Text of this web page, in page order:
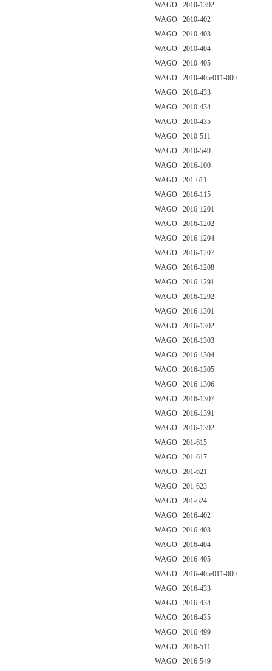
WAGO 2010-1392
WAGO 2010-402
WAGO 2010-403
WAGO 2010-404
WAGO 2010-405
WAGO 2010-405/011-000
WAGO 2010-433
WAGO 2010-434
WAGO 2010-435
WAGO 2010-511
WAGO 2010-549
WAGO 2016-100
WAGO 201-611
WAGO 2016-115
WAGO 2016-1201
WAGO 2016-1202
WAGO 2016-1204
WAGO 2016-1207
WAGO 2016-1208
WAGO 2016-1291
WAGO 2016-1292
WAGO 2016-1301
WAGO 2016-1302
WAGO 2016-1303
WAGO 2016-1304
WAGO 2016-1305
WAGO 2016-1306
WAGO 2016-1307
WAGO 2016-1391
WAGO 2016-1392
WAGO 201-615
WAGO 201-617
WAGO 201-621
WAGO 201-623
WAGO 201-624
WAGO 2016-402
WAGO 2016-403
WAGO 2016-404
WAGO 2016-405
WAGO 2016-405/011-000
WAGO 2016-433
WAGO 2016-434
WAGO 2016-435
WAGO 2016-499
WAGO 2016-511
WAGO 2016-549